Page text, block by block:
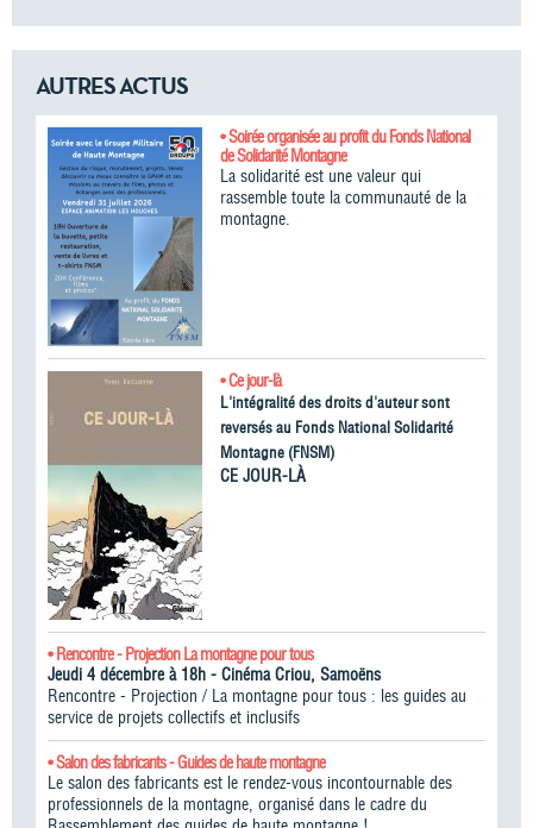
AUTRES ACTUS
• Soirée organisée au profit du Fonds National
de Solidarité Montagne
La solidarité est une valeur qui
rassemble toute la communauté de la
montagne.
• Ce jour-là
L'intégralité des droits d'auteur sont
reversés au Fonds National Solidarité
Montagne (FNSM)
CE JOUR-LÀ
• Rencontre - Projection La montagne pour tous
Jeudi 4 décembre à 18h - Cinéma Criou, Samoëns
Rencontre - Projection / La montagne pour tous : les guides au
service de projets collectifs et inclusifs
• Salon des fabricants - Guides de haute montagne
Le salon des fabricants est le rendez-vous incontournable des
professionnels de la montagne, organisé dans le cadre du